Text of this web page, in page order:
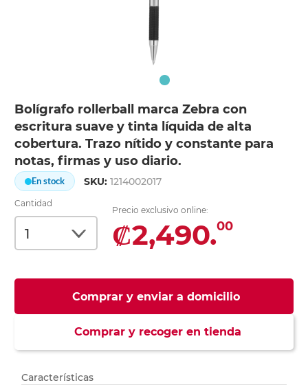
Bolígrafo rollerball marca Zebra con
escritura suave y tinta líquida de alta
cobertura. Trazo nítido y constante para
notas, firmas y uso diario.
En stock SKU:1214002017
Cantidad
Precio exclusivo online:
₡2,490.00
Comprar y enviar a domicilio
Comprar y recoger en tienda
Características